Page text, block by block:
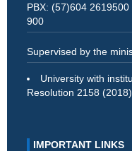
PBX: (57)604
900
Supervised by the
University with
Resolution 2158 (2018)
IMPORTANT LINKS